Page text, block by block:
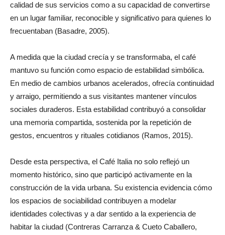
calidad de sus servicios como a su capacidad de convertirse
en un lugar familiar, reconocible y significativo para quienes lo
frecuentaban (Basadre, 2005).
A medida que la ciudad crecía y se transformaba, el café
mantuvo su función como espacio de estabilidad simbólica.
En medio de cambios urbanos acelerados, ofrecía continuidad
y arraigo, permitiendo a sus visitantes mantener vínculos
sociales duraderos. Esta estabilidad contribuyó a consolidar
una memoria compartida, sostenida por la repetición de
gestos, encuentros y rituales cotidianos (Ramos, 2015).
Desde esta perspectiva, el Café Italia no solo reflejó un
momento histórico, sino que participó activamente en la
construcción de la vida urbana. Su existencia evidencia cómo
los espacios de sociabilidad contribuyen a modelar
identidades colectivas y a dar sentido a la experiencia de
habitar la ciudad (Contreras Carranza & Cueto Caballero,